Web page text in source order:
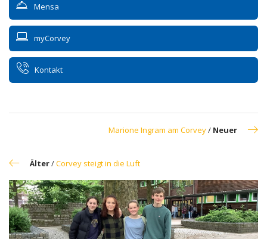
Mensa
myCorvey
Kontakt
Marione Ingram am Corvey/ Neuer
Älter/Corvey steigt in die Luft